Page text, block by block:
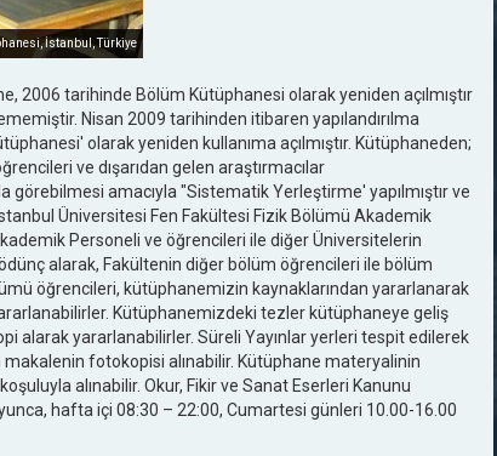
İstanbul, Türkiye
2006 tarihinde Bölüm Kütüphanesi olarak yeniden açılmıştır
Nisan 2009 tarihinden itibaren yapılandırılma
olarak yeniden kullanıma açılmıştır. Kütüphaneden;
ve dışarıdan gelen araştırmacılar
görebilmesi amacıyla "Sistematik Yerleştirme' yapılmıştır ve
Üniversitesi Fen Fakültesi Fizik Bölümü Akademik
Personeli ve öğrencileri ile diğer Üniversitelerin
alarak, Fakültenin diğer bölüm öğrencileri ile bölüm
öğrencileri, kütüphanemizin kaynaklarından yararlanarak
Kütüphanemizdeki tezler kütüphaneye geliş
alarak yararlanabilirler. Süreli Yayınlar yerleri tespit edilerek
fotokopisi alınabilir. Kütüphane materyalinin
alınabilir. Okur, Fikir ve Sanat Eserleri Kanunu
hafta içi 08:30 – 22:00, Cumartesi günleri 10.00-16.00